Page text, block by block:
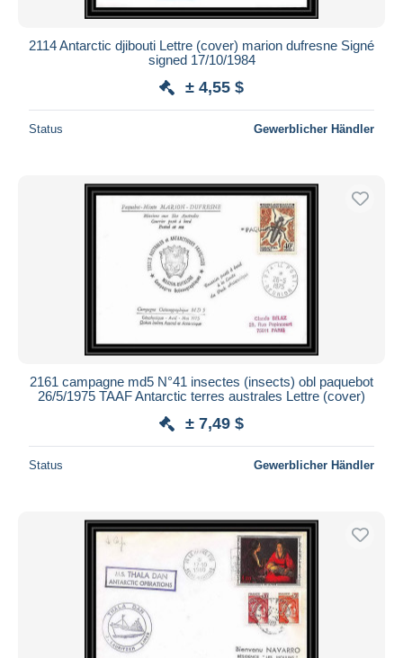
2114 Antarctic djibouti Lettre (cover) marion dufresne Signé
signed 17/10/1984
± 4,55 $
Status Gewerblicher Händler
2161 campagne md5 N°41 insectes (insects) obl paquebot
26/5/1975 TAAF Antarctic terres australes Lettre (cover)
± 7,49 $
Status Gewerblicher Händler